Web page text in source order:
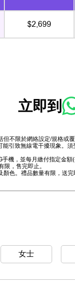
$2,699
立即到
不限於網絡設定/規格
引致無線電干擾現象。須
機，並每月繳付指定金
限，售完即止。
色。禮品數量有限，送完
女士